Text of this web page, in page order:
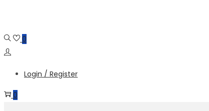
0
Login / Register
0